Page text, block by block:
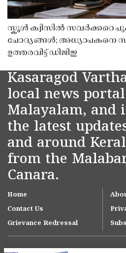
സ്കൂൾ ക്വിസിൽ സവർക്കറെ
ചോദ്യങ്ങൾ; അധ്യാപകനെ
ഉത്തരവിട്ട് ഡിജിഇ
Kasaragod
local news
Malayalam, and
the latest
and around
from the
Canara.
Home
Contact Us
Grievance Redressal